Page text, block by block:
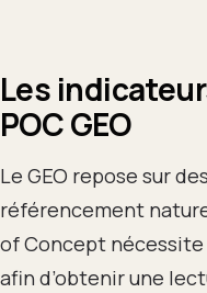
Les
POC GEO
Le GEO repose sur
référencement
of Concept
afin d’obtenir une